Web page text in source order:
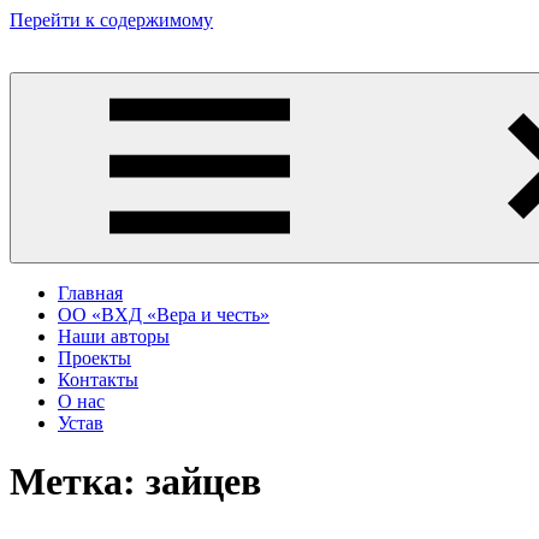
Перейти к содержимому
Главная
ОО «ВХД «Вера и честь»
Наши авторы
Проекты
Контакты
О нас
Устав
Метка: зайцев